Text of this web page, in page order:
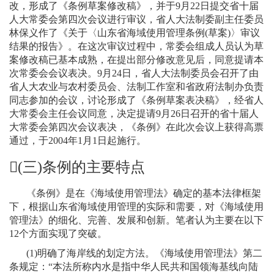
改，形成了《条例草案修改稿》，并于9月 22 日 提交省十届
人大常委会第四次会议进行审议，省人大法制委副主任委员
林保义作了《关于〈山东省海域使用管理条例(草案)〉审议
结果的报告》。在这次审议过程中，常委会组成人员认为草
案修改稿已基本成熟，在提出部分修改意见后，同意提请本
次常委会会议表决。 9月 24日
，省人大法制委员会召开了由
省人大农业与农村委员会、法制工作室和省政府法制办负责
同志参加的会议，讨论形成了《条例草案表决稿》，经省人
大常委会主任会议同意，决定提请9月 26日 召开的省十届人
大常委会第四次会议表决，《条例》在此次会议上获得高票
通过，于2004年1 月 1 日 起施行。
(三)条例的主要特点
《条例》是在《海域使用管理法》确定的基本法律框架
下，根据山东省海域使用管理的实际和需要，对《海域使用
管理法》的细化、完善、发展和创新。笔者认为主要在以下
12个方面实现了突破。
(1)明确了海岸线的划定方法。《海域使用管理法》第二
条规定：“本法所称内水是指中华人民共和国领海基线向陆